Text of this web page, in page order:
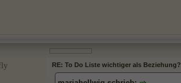
RE: To Do Liste wichtiger als Beziehung?